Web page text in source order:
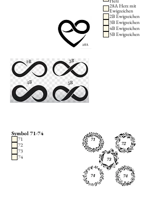
28A Herz mit
Ewigzeichen
2B Ewigzeichen
3B Ewigzeichen
4B Ewigzeichen
5B Ewigzeichen
Symbol 71-74
71
72
73
74